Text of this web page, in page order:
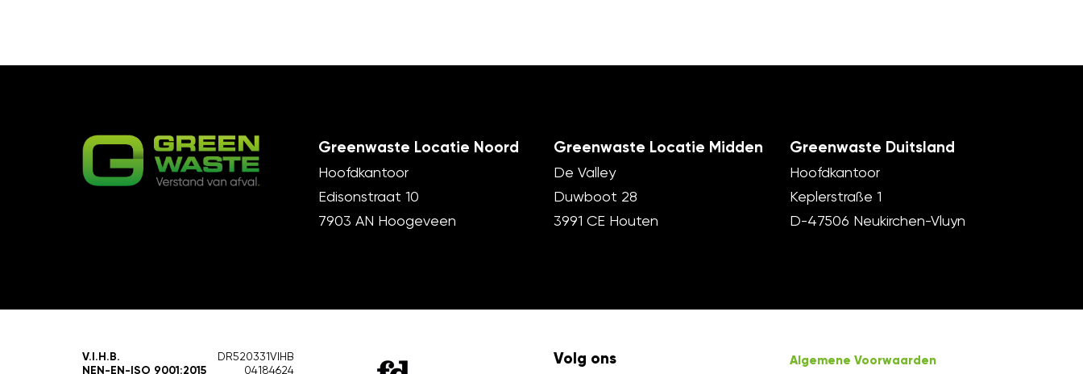
Greenwaste Locatie Noord
Hoofdkantoor
Edisonstraat 10
7903 AN Hoogeveen
Greenwaste Locatie Midden
De Valley
Duwboot 28
3991 CE Houten
Greenwaste Duitsland
Hoofdkantoor
Keplerstraße 1
D-47506 Neukirchen-Vluyn
V.I.H.B. DR520331VIHB
NEN-EN-ISO 9001:2015 04184624
Volg ons
Algemene Voorwaarden